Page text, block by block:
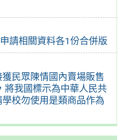
請相關資料各1份合併版
民眾陳情國內賣場販售
將我國標示為中華人民共
校勿使用是類商品作為